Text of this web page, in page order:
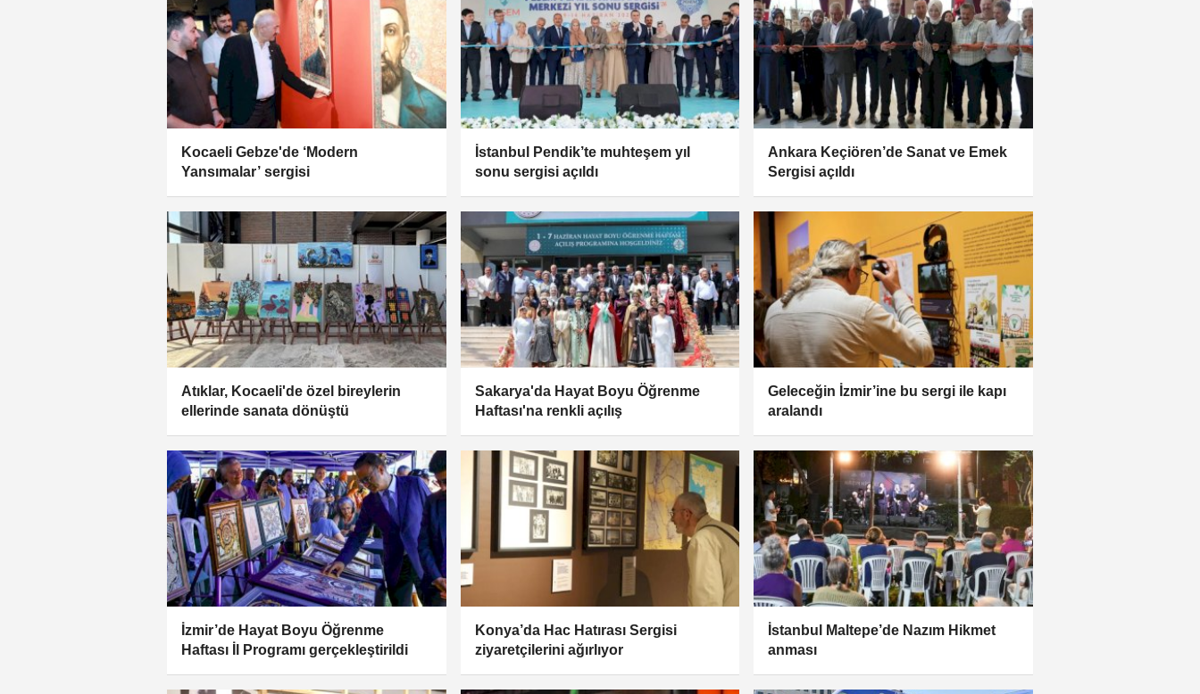
Kocaeli Gebze'de ‘Modern
Yansımalar’ sergisi
İstanbul Pendik’te muhteşem yıl
sonu sergisi açıldı
Ankara Keçiören’de Sanat ve Emek
Sergisi açıldı
Atıklar, Kocaeli'de özel bireylerin
ellerinde sanata dönüştü
Sakarya'da Hayat Boyu Öğrenme
Haftası'na renkli açılış
Geleceğin İzmir’ine bu sergi ile kapı
aralandı
İzmir’de Hayat Boyu Öğrenme
Haftası İl Programı gerçekleştirildi
Konya’da Hac Hatırası Sergisi
ziyaretçilerini ağırlıyor
İstanbul Maltepe’de Nazım Hikmet
anması